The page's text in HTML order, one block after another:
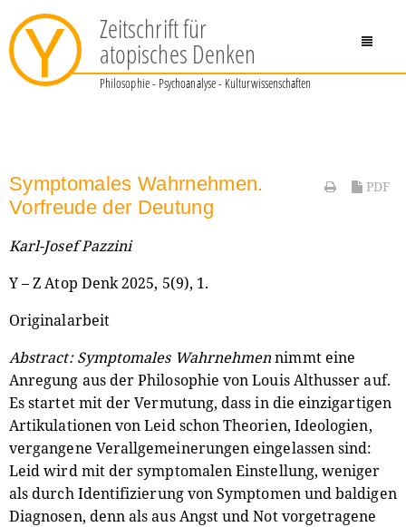
Y Zeitschrift für
atopisches Denken
Philosophie - Psychoanalyse - Kulturwissenschaften
PDF
Symptomales Wahrnehmen.
Vorfreude der Deutung
Karl-Josef Pazzini
Y – Z Atop Denk 2025, 5(9), 1.
Originalarbeit
Abstract: Symptomales Wahrnehmennimmt eine
Anregung aus der Philosophie von Louis Althusser auf.
Es startet mit der Vermutung, dass in die einzigartigen
Artikulationen von Leid schon Theorien, Ideologien,
vergangene Verallgemeinerungen eingelassen sind:
Leid wird mit der symptomalen Einstellung, weniger
als durch Identifizierung von Symptomen und baldigen
Diagnosen, denn als aus Angst und Not vorgetragene